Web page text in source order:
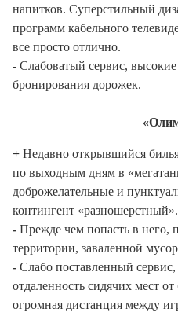
напитков. Суперстильный
программ кабельного
все просто отлично.
- Слабоватый сервис,
бронирования дорожек.
+ Недавно открывшийся
по выходным дням в
доброжелательные и
контингент «разношерстный».
- Прежде чем попасть в него,
территории, заваленной
- Слабо поставленный сервис,
отдаленность сидячих мест
огромная дистанция между